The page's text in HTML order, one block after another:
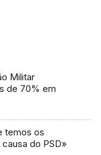
Militar
de 70% em
temos os
do PSD»